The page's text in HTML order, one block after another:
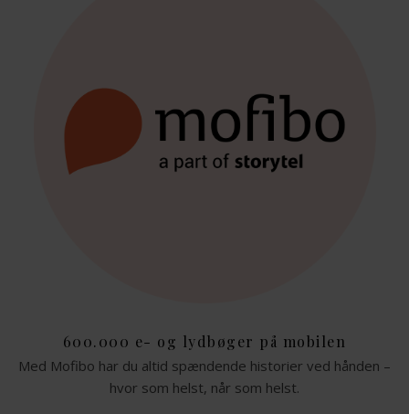
600.000 e- og lydbøger på mobilen
Med Mofibo har du altid spændende historier ved hånden –
hvor som helst, når som helst.